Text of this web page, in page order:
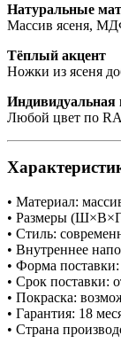
Натуральные
Массив ясеня,
Тёплый акцент
Ножки из ясеня
Индивидуальная
Любой цвет по
• Материал:
• Размеры
• Стиль:
• Внутреннее
• Форма
• Срок поставки:
• Покраска:
• Гарантия: 18
• Страна